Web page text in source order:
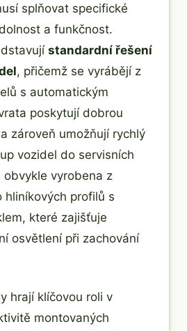
splňovat specifické
a funkčnost.
standardní řešení
, přičemž se vyrábějí z
s automatickým
poskytují dobrou
zároveň umožňují rychlý
vozidel do servisních
obvykle vyrobena z
hliníkových profilů s
které zajišťuje
osvětlení při zachování
hrají klíčovou roli v
montovaných